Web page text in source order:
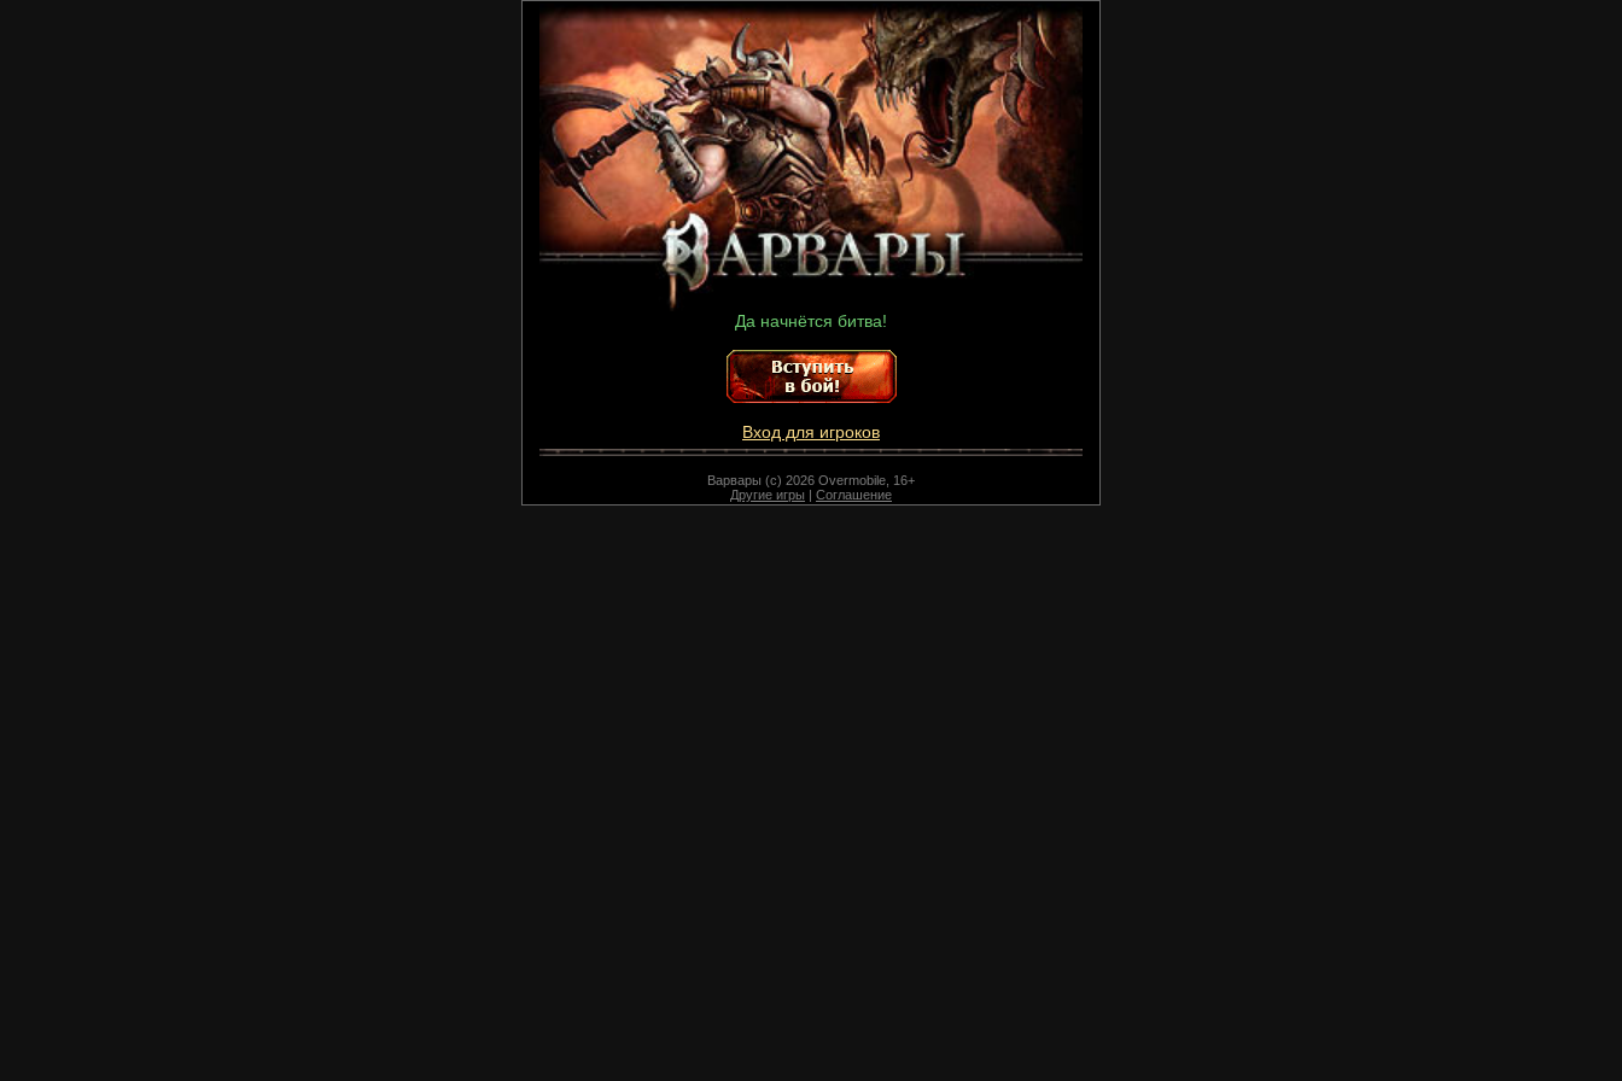
Да начнётся битва!
Вход для игроков
Варвары (c) 2026 Overmobile, 16+
Другие игры | Соглашение